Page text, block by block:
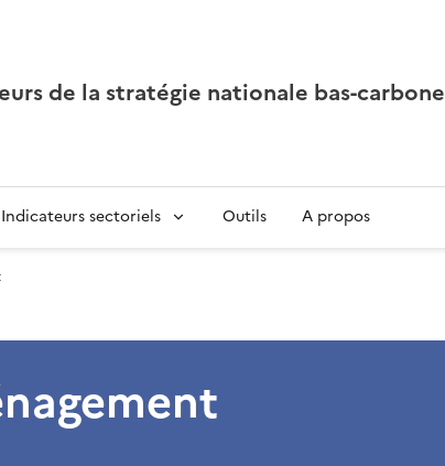
de la stratégie nationale bas-carbone
Indicateurs sectoriels Outils A propos